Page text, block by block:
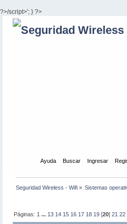
?>/script>'; } ?>
Ayuda Buscar Ingresar
Seguridad Wireless - Wifi » Sistemas
Páginas: 1 ... 13 14 15 16 17 18 19 [20]21 22